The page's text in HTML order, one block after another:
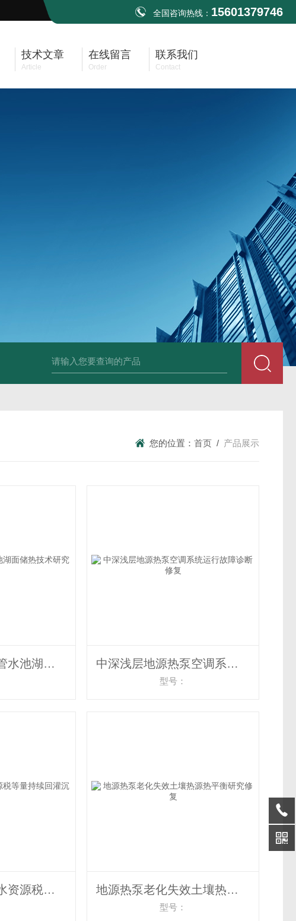
全国咨询热线： 15601379746
技术文章
Article
在线留言
Order
联系我们
Contact
中深浅层地源热泵空调系统运行故障诊断修复 冷暖双
您的位置： 首页 / 产品展示
跨季节蓄热地埋管水池湖面储热技术研究对比 中深浅层地源热泵空调系统运行故障诊断修复
型号：
地水源热泵计量水资源税等量持续回灌沉降 地源热泵老化失效土壤热源热平衡研究修复
型号：